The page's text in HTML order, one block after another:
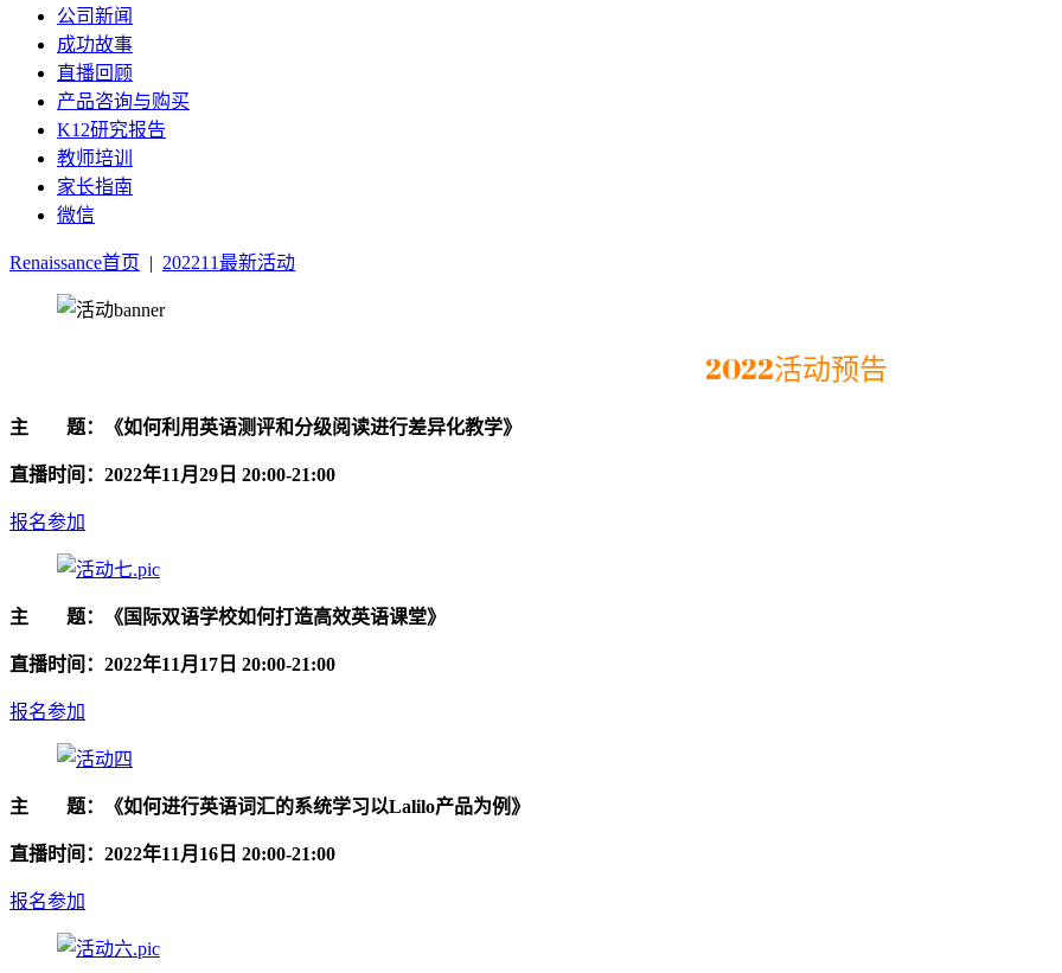
公司新闻
成功故事
直播回顾
产品咨询与购买
K12研究报告
教师培训
家长指南
微信
Renaissance首页 | 202211最新活动
2022活动预告
主 题：《如何利用英语测评和分级阅读进行差异化教学》
直播时间：2022年11月29日 20:00-21:00
报名参加
主 题：《国际双语学校如何打造高效英语课堂》
直播时间：2022年11月17日 20:00-21:00
报名参加
主 题：《如何进行英语词汇的系统学习以Lalilo产品为例》
直播时间：2022年11月16日 20:00-21:00
报名参加